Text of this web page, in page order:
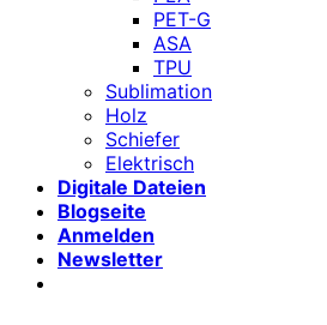
PET-G
ASA
TPU
Sublimation
Holz
Schiefer
Elektrisch
Digitale Dateien
Blogseite
Anmelden
Newsletter